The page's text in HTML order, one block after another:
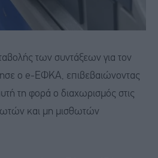
των συντάξεων για τον
ο e-ΕΦΚΑ, επιβεβαιώνοντας
τη φορά ο διαχωρισμός στις
και μη μισθωτών